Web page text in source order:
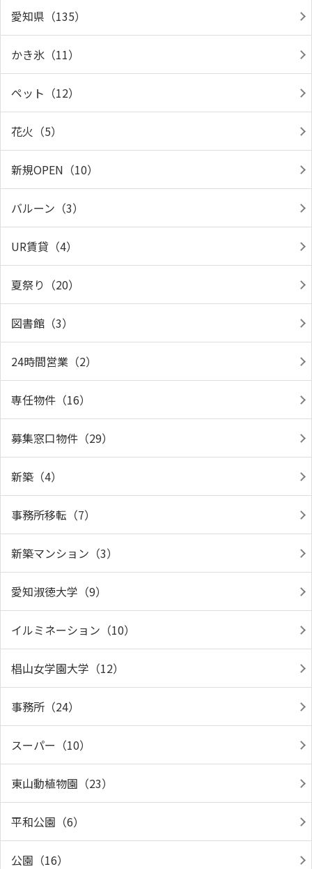
愛知県（135）
かき氷（11）
ペット（12）
花火（5）
新規OPEN（10）
バルーン（3）
UR賃貸（4）
夏祭り（20）
図書館（3）
24時間営業（2）
専任物件（16）
募集窓口物件（29）
新築（4）
事務所移転（7）
新築マンション（3）
愛知淑徳大学（9）
イルミネーション（10）
椙山女学園大学（12）
事務所（24）
スーパー（10）
東山動植物園（23）
平和公園（6）
公園（16）